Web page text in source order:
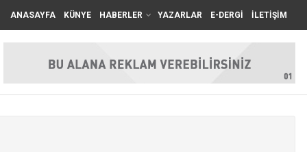
ANASAYFA KÜNYE HABERLER YAZARLAR E-DERGİ İLETİŞİM